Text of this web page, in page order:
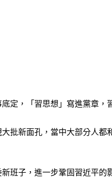
定，「習思想」寫進黨章
批新面孔，當中大部分人
班子，進一步鞏固習近平的